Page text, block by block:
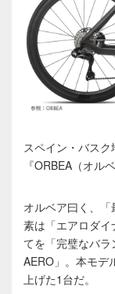
スペイン・バス
『ORBEA（オル
オルベア曰く、
素は「エアロダ
てを「完璧なバ
AERO」。本モデ
上げた1台だ。